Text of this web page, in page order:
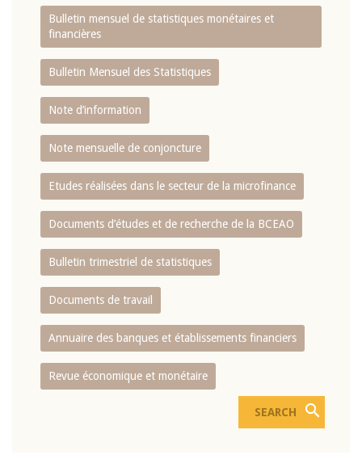
Bulletin mensuel de statistiques monétaires et
financières
Bulletin Mensuel des Statistiques
Note d’information
Note mensuelle de conjoncture
Etudes réalisées dans le secteur de la microfinance
Documents d’études et de recherche de la BCEAO
Bulletin trimestriel de statistiques
Documents de travail
Annuaire des banques et établissements financiers
Revue économique et monétaire